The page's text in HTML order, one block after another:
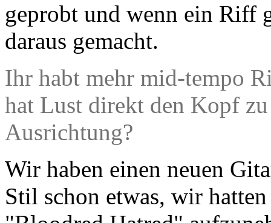
geprobt und wenn ein Riff
daraus gemacht.
Ihr habt mehr mid-tempo
hat Lust direkt den Kopf zu
Ausrichtung?
Wir haben einen neuen
Stil schon etwas, wir